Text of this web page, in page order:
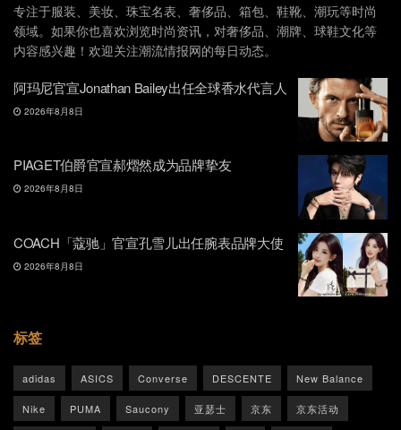
专注于服装、美妆、珠宝名表、奢侈品、箱包、鞋靴、潮玩等时尚
领域。如果你也喜欢浏览时尚资讯，对奢侈品、潮牌、球鞋文化等
内容感兴趣！欢迎关注潮流情报网的每日动态。
阿玛尼官宣Jonathan Bailey出任全球香水代言人
2026年8月8日
PIAGET伯爵官宣郝熠然成为品牌挚友
2026年8月8日
COACH「蔻驰」官宣孔雪儿出任腕表品牌大使
2026年8月8日
标签
adidas ASICS Converse DESCENTE New Balance
Nike PUMA Saucony 亚瑟士 京东 京东活动